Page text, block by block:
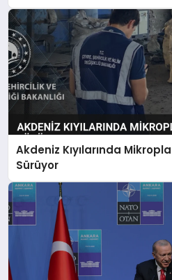
Akdeniz Kıyılarında
Sürüyor